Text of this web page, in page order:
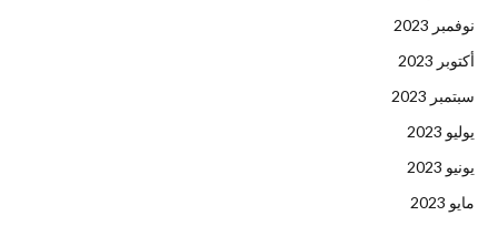
نوفمبر 2023
أكتوبر 2023
سبتمبر 2023
يوليو 2023
يونيو 2023
مايو 2023